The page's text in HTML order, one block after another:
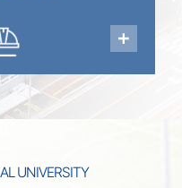
UNIVERSITY